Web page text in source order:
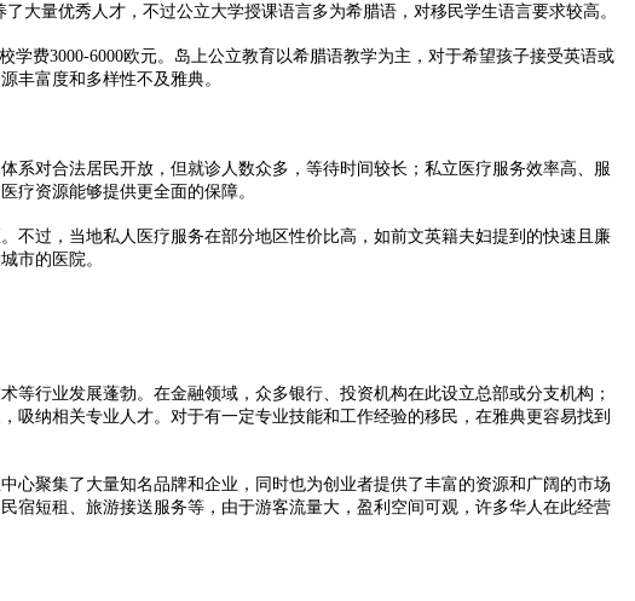
大量优秀人才，不过公立大学授课语言多为希腊语，对移民学生语言要求较高。
费3000-6000欧元。岛上公立教育以希腊语教学为主，对于希望孩子接受英语或
丰富度和多样性不及雅典。
对合法居民开放，但就诊人数众多，等待时间较长；私立医疗服务效率高、服
疗资源能够提供更全面的保障。
过，当地私人医疗服务在部分地区性价比高，如前文英籍夫妇提到的快速且廉
市的医院。
行业发展蓬勃。在金融领域，众多银行、投资机构在此设立总部或分支机构；
纳相关专业人才。对于有一定专业技能和工作经验的移民，在雅典更容易找到
聚集了大量知名品牌和企业，同时也为创业者提供了丰富的资源和广阔的市场
宿短租、旅游接送服务等，由于游客流量大，盈利空间可观，许多华人在此经营